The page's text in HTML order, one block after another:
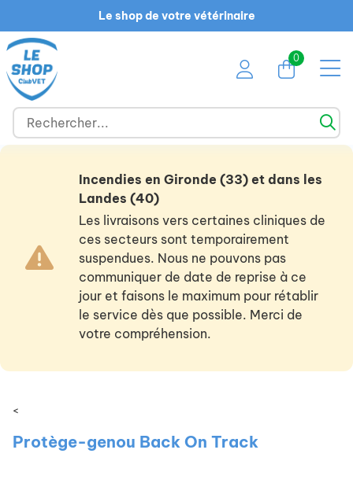
Le shop de votre vétérinaire
0
Incendies en Gironde (33) et dans les
Landes (40)
Les livraisons vers certaines cliniques de
ces secteurs sont temporairement
suspendues. Nous ne pouvons pas
communiquer de date de reprise à ce
jour et faisons le maximum pour rétablir
le service dès que possible. Merci de
votre compréhension.
<
Protège-genou Back On Track